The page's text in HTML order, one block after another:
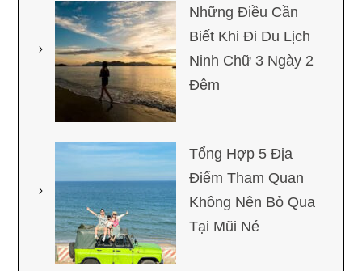
Những Điều Cần
Biết Khi Đi Du Lịch
Ninh Chữ 3 Ngày 2
Đêm
Tổng Hợp 5 Địa
Điểm Tham Quan
Không Nên Bỏ Qua
Tại Mũi Né